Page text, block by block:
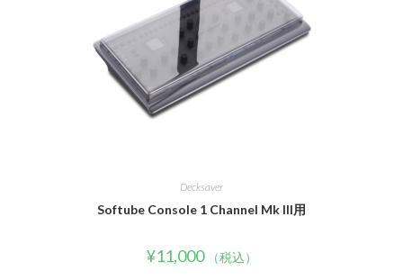
Decksaver
Softube Console 1 Channel Mk III用
¥11,000 （税込）